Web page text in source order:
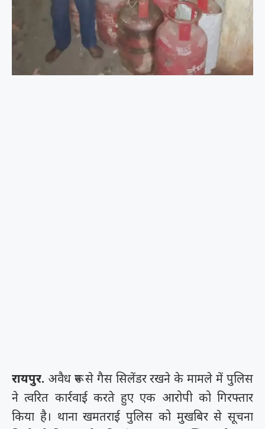
रायपुर. अवैध रूप से गैस सिलेंडर रखने के मामले में पुलिस
ने त्वरित कार्रवाई करते हुए एक आरोपी को गिरफ्तार
किया है। थाना खमतराई पुलिस को मुखबिर से सूचना